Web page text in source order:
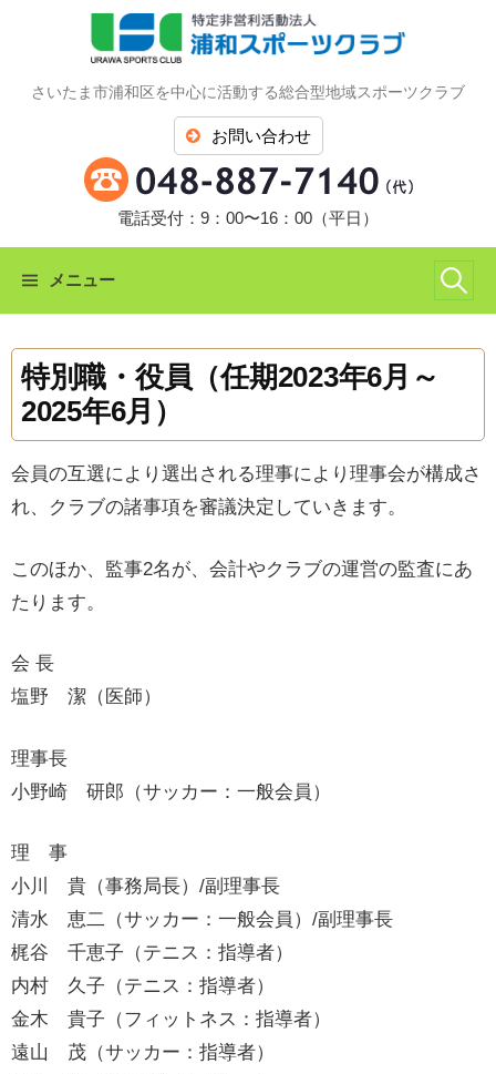
さいたま市浦和区を中心に活動する総合型地域スポーツクラブ
お問い合わせ
電話受付：9：00〜16：00（平日）
メニュー 検
索:
特別職・役員（任期2023年6月～
2025年6月）
会員の互選により選出される理事により理事会が構成さ
れ、クラブの諸事項を審議決定していきます。
このほか、監事2名が、会計やクラブの運営の監査にあ
たります。
会 長
塩野 潔（医師）
理事長
小野崎 研郎（サッカー：一般会員）
理 事
小川 貴（事務局長）/副理事長
清水 恵二（サッカー：一般会員）/副理事長
梶谷 千恵子（テニス：指導者）
内村 久子（テニス：指導者）
金木 貴子（フィットネス：指導者）
遠山 茂（サッカー：指導者）